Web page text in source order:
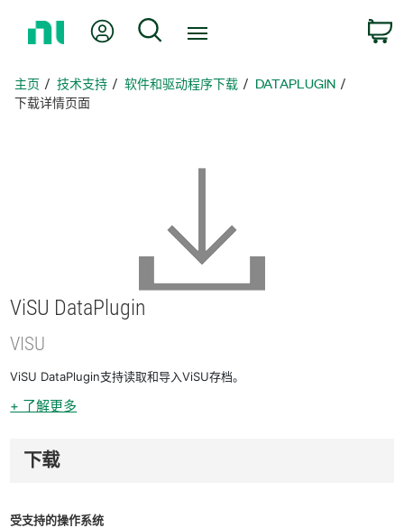
页
我的账户 搜索
主页 技术支持 软件和驱动程序下载
DATAPLUGIN
下载详情页面
ViSU DataPlugin
VISU
ViSU DataPlugin支持读取和导入ViSU存档。
+ 了解更多
下载
受支持的操作系统